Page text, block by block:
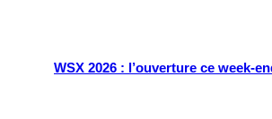
WSX 2026 : l’ouverture ce week-